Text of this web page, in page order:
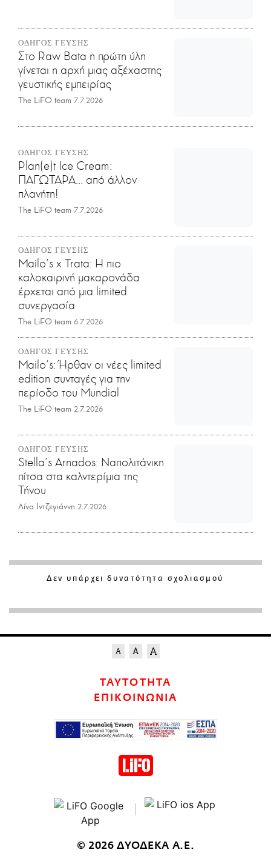
ΟΔΗΓΟΣ ΓΕΥΣΗΣ
Στο Raw Bata η πρώτη ύλη
γίνεται η αρχή μιας αξέχαστης
γευστικής εμπειρίας
The LiFO team 7.7.2026
ΟΔΗΓΟΣ ΓΕΥΣΗΣ
Plan(e)t Ice Cream:
ΠΑΓΩΤΑΡΑ... από άλλον
πλανήτη!
The LiFO team 7.7.2026
ΟΔΗΓΟΣ ΓΕΥΣΗΣ
Mailo’s x Trata: Η πιο
καλοκαιρινή μακαρονάδα
έρχεται από μια limited
συνεργασία
The LiFO team 6.7.2026
ΟΔΗΓΟΣ ΓΕΥΣΗΣ
Mailo’s: Ήρθαν οι νέες limited
edition συνταγές για την
περίοδο του Mundial
The LiFO team 2.7.2026
ΟΔΗΓΟΣ ΓΕΥΣΗΣ
Stella's Arnados: Ναπολιτάνικη
πίτσα στα καλντερίμια της
Τήνου
Λίνα Ιντζεγιάννη 2.7.2026
Δεν υπάρχει δυνατότητα σχολιασμού
ΤΑΥΤΟΤΗΤΑ
ΕΠΙΚΟΙΝΩΝΙΑ
© 2026 ΔΥΟΔΕΚΑ Α.Ε.